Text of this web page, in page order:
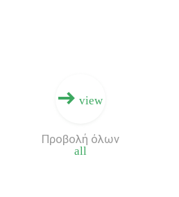
view
all
Προβολή όλων